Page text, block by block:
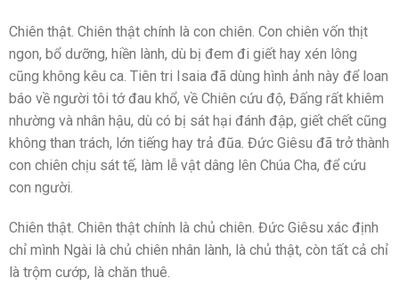
Chiên thật. Chiên thật chính là con chiên. Con chiên vốn thịt
ngon, bổ dưỡng, hiền lành, dù bị đem đi giết hay xén lông
cũng không kêu ca. Tiên tri Isaia đã dùng hình ảnh này để loan
báo về người tôi tớ đau khổ, về Chiên cứu độ, Đấng rất khiêm
nhường và nhân hậu, dù có bị sát hại đánh đập, giết chết cũng
không than trách, lớn tiếng hay trả đũa. Đức Giêsu đã trở thành
con chiên chịu sát tế, làm lễ vật dâng lên Chúa Cha, để cứu
con người.
Chiên thật. Chiên thật chính là chủ chiên. Đức Giêsu xác định
chỉ mình Ngài là chủ chiên nhân lành, là chủ thật, còn tất cả chỉ
là trộm cướp, là chăn thuê.